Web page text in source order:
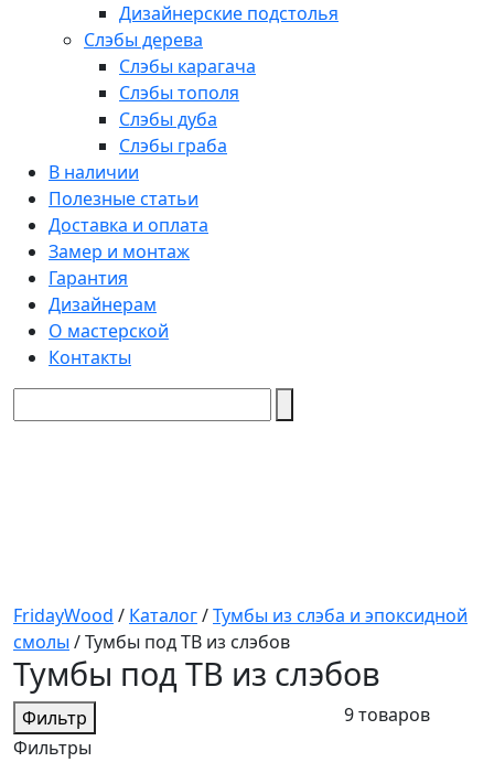
Дизайнерские подстолья
Слэбы дерева
Слэбы карагача
Слэбы тополя
Слэбы дуба
Слэбы граба
В наличии
Полезные статьи
Доставка и оплата
Замер и монтаж
Гарантия
Дизайнерам
О мастерской
Контакты
FridayWood / Каталог/Тумбы из слэба и эпоксидной
смолы /Тумбы под ТВ из слэбов
Тумбы под ТВ из слэбов
Фильтр
Фильтры
9 товаров